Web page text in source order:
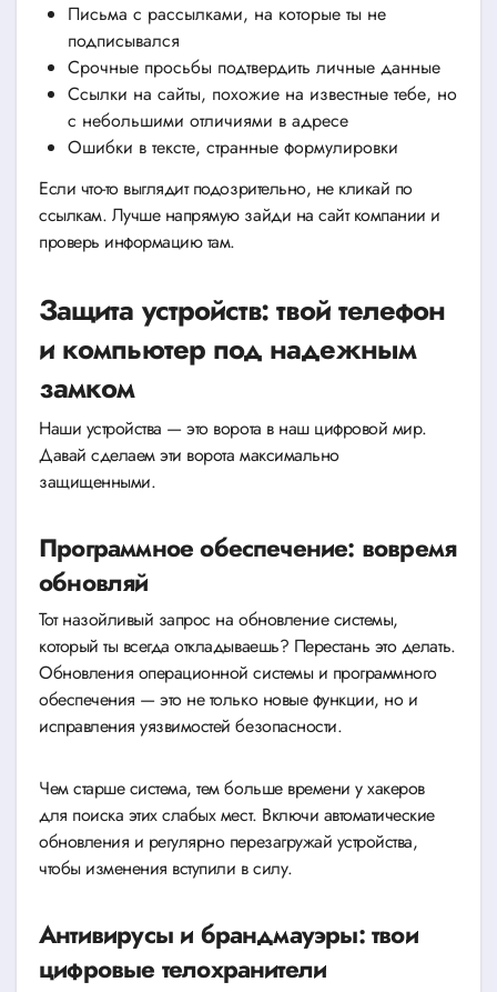
Письма с рассылками, на которые ты не
подписывался
Срочные просьбы подтвердить личные данные
Ссылки на сайты, похожие на известные тебе, но
с небольшими отличиями в адресе
Ошибки в тексте, странные формулировки
Если что-то выглядит подозрительно, не кликай по
ссылкам. Лучше напрямую зайди на сайт компании и
проверь информацию там.
Защита устройств: твой телефон
и компьютер под надежным
замком
Наши устройства — это ворота в наш цифровой мир.
Давай сделаем эти ворота максимально
защищенными.
Программное обеспечение: вовремя
обновляй
Тот назойливый запрос на обновление системы,
который ты всегда откладываешь? Перестань это делать.
Обновления операционной системы и программного
обеспечения — это не только новые функции, но и
исправления уязвимостей безопасности.
Чем старше система, тем больше времени у хакеров
для поиска этих слабых мест. Включи автоматические
обновления и регулярно перезагружай устройства,
чтобы изменения вступили в силу.
Антивирусы и брандмауэры: твои
цифровые телохранители